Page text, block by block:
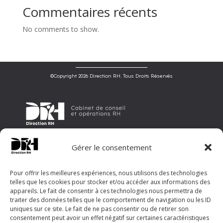
Gérer le consentement
Pour offrir les meilleures expériences, nous utilisons des technologies
telles que les cookies pour stocker et/ou accéder aux informations des
appareils. Le fait de consentir à ces technologies nous permettra de
traiter des données telles que le comportement de navigation ou les ID
uniques sur ce site. Le fait de ne pas consentir ou de retirer son
consentement peut avoir un effet négatif sur certaines caractéristiques
Commentaires récents
No comments to show.
©Copyright 2026 Direction RH. Tous Droits Réservés
Direction RH est un cabinet de conseil et d’opérations en ressources
humaines, offrant un accompagnement sur mesure aux entreprises
pour optimiser leur gestion RH et révéler leur potentiel.
Menu
Accueil
Notre philosophie
Nos solutions 3